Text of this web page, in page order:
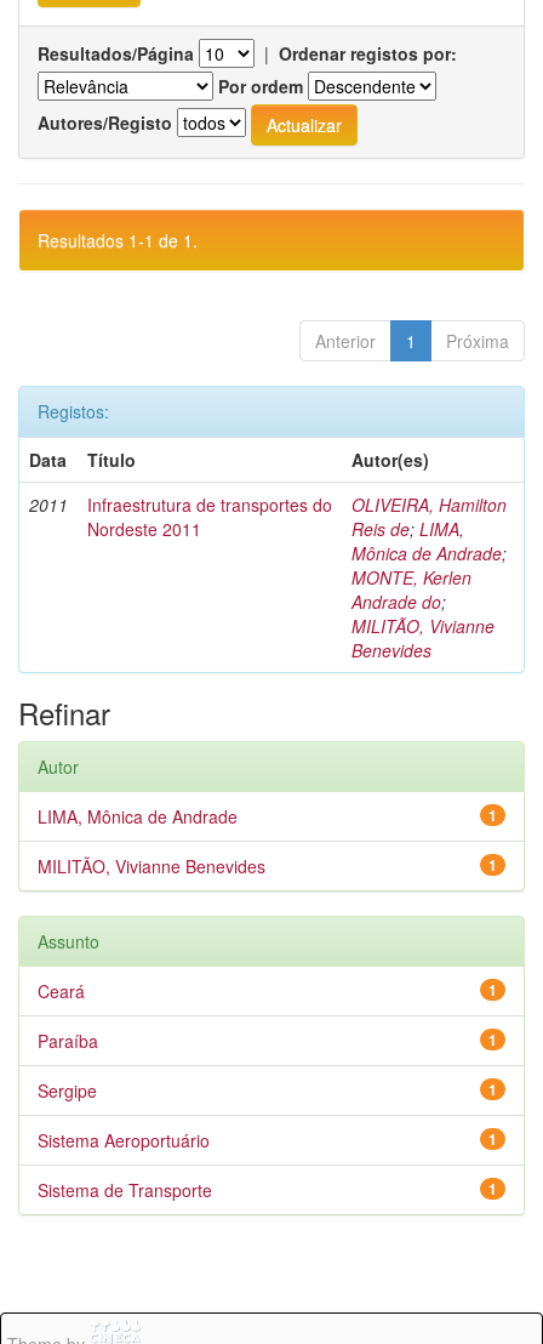
Resultados/Página | Ordenar registos por:
Por ordem
Autores/Registo
Resultados 1-1 de 1.
Anterior 1 Próxima
Registos:
Data
Título
Autor(es)
2011
Infraestrutura de transportes do
Nordeste 2011
OLIVEIRA, Hamilton
Reis de; LIMA,
Mônica de Andrade;
MONTE, Kerlen
Andrade do;
MILITÃO, Vivianne
Benevides
Refinar
Autor
1
LIMA, Mônica de Andrade
1
MILITÃO, Vivianne Benevides
Assunto
1
Ceará
1
Paraíba
1
Sergipe
1
Sistema Aeroportuário
1
Sistema de Transporte